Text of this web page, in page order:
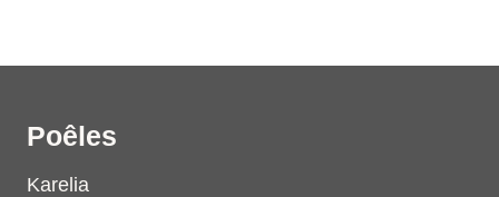
Poêles
Karelia